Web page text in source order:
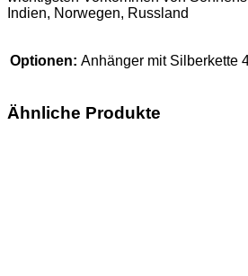
Indien, Norwegen, Russland
Optionen: Anhänger mit Silberkette
Ähnliche Produkte